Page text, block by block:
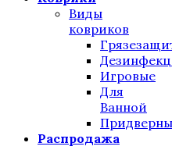
Виды
ковриков
Игровые
Для
Ванной
Распродажа